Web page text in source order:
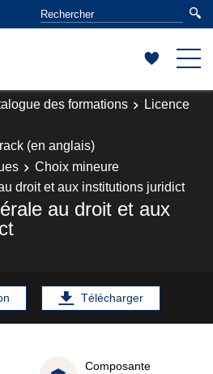
des formations
Licence
(en anglais)
Choix mineure
droit et aux institutions juridict
au droit et aux
Télécharger
Composante